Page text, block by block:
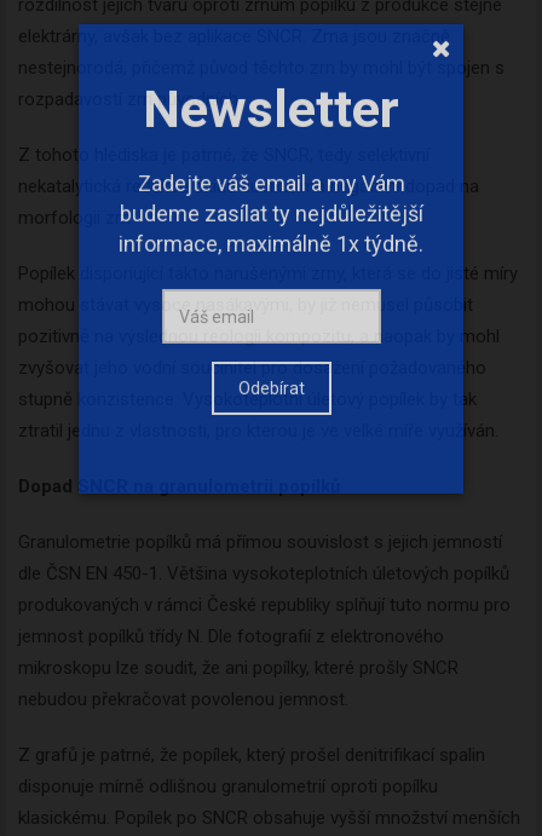
rozdílnost jejich tvaru oproti zrnům popílku z produkce stejné
elektrárny, avšak bez aplikace SNCR. Zrna jsou značně
nestejnorodá, přičemž původ těchto zrn by mohl být spojen s
rozpadavostí zrn původních.
Z tohoto hlediska je patrné, že SNCR, tedy selektivní
nekatalytická redukce oxidů dusíku, má negativní dopad na
morfologii zrn.
Popílek disponující takto narušenými zrny, která se do jisté míry
mohou stávat vysoce nasákavými, by již nemusel působit
pozitivně na výslednou reologii kompozitu, a naopak by mohl
zvyšovat jeho vodní součinitel pro dosažení požadovaného
stupně konzistence. Vysokoteplotní úletový popílek by tak
ztratil jednu z vlastností, pro kterou je ve velké míře využíván.
Dopad SNCR na granulometrii popílků
Granulometrie popílků má přímou souvislost s jejich jemností
dle ČSN EN 450-1. Většina vysokoteplotních úletových popílků
produkovaných v rámci České republiky splňují tuto normu pro
jemnost popílků třídy N. Dle fotografií z elektronového
mikroskopu lze soudit, že ani popílky, které prošly SNCR
nebudou překračovat povolenou jemnost.
Z grafů je patrné, že popílek, který prošel denitrifikací spalin
disponuje mírně odlišnou granulometrií oproti popílku
klasickému. Popílek po SNCR obsahuje vyšší množství menších